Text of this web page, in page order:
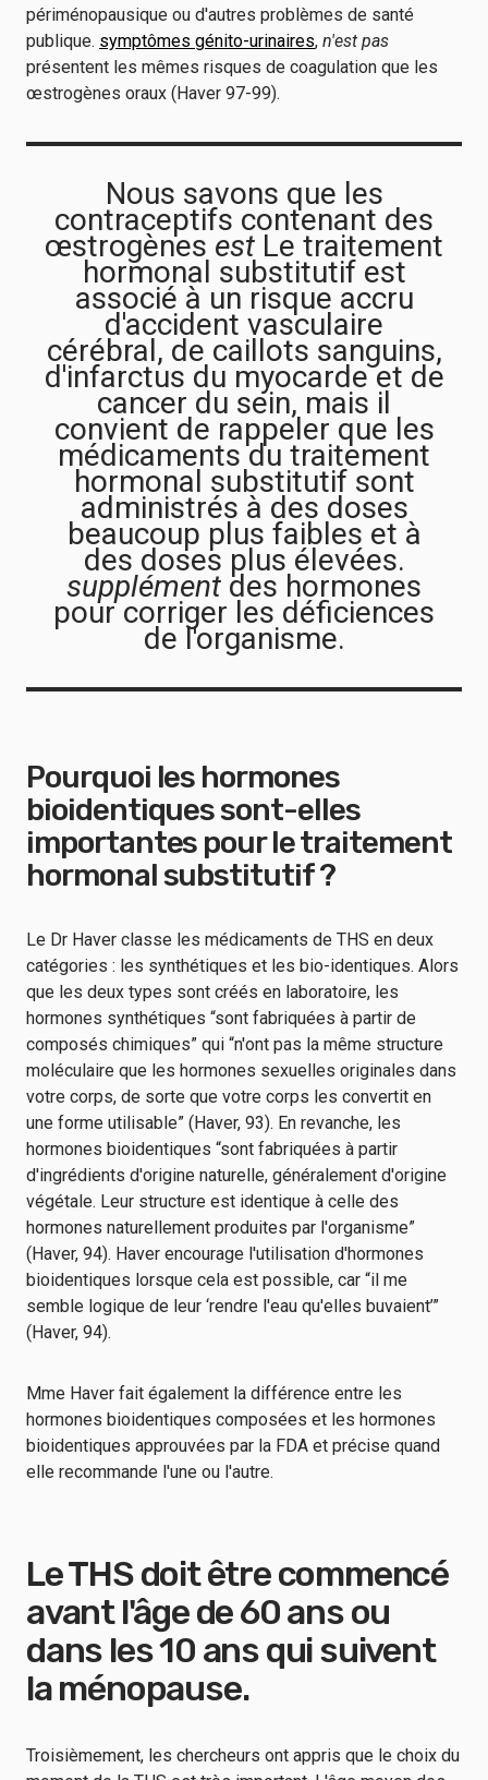
périménopausique ou d'autres problèmes de santé
publique. symptômes génito-urinaires, n'est pas
présentent les mêmes risques de coagulation que les
œstrogènes oraux (Haver 97-99).
Nous savons que les
contraceptifs contenant des
œstrogènes est Le traitement
hormonal substitutif est
associé à un risque accru
d'accident vasculaire
cérébral, de caillots sanguins,
d'infarctus du myocarde et de
cancer du sein, mais il
convient de rappeler que les
médicaments du traitement
hormonal substitutif sont
administrés à des doses
beaucoup plus faibles et à
des doses plus élevées.
supplément des hormones
pour corriger les déficiences
de l'organisme.
Pourquoi les hormones
bioidentiques sont-elles
importantes pour le traitement
hormonal substitutif ?
Le Dr Haver classe les médicaments de THS en deux
catégories : les synthétiques et les bio-identiques. Alors
que les deux types sont créés en laboratoire, les
hormones synthétiques “sont fabriquées à partir de
composés chimiques” qui “n'ont pas la même structure
moléculaire que les hormones sexuelles originales dans
votre corps, de sorte que votre corps les convertit en
une forme utilisable” (Haver, 93). En revanche, les
hormones bioidentiques “sont fabriquées à partir
d'ingrédients d'origine naturelle, généralement d'origine
végétale. Leur structure est identique à celle des
hormones naturellement produites par l'organisme”
(Haver, 94). Haver encourage l'utilisation d'hormones
bioidentiques lorsque cela est possible, car “il me
semble logique de leur ‘rendre l'eau qu'elles buvaient’”
(Haver, 94).
Mme Haver fait également la différence entre les
hormones bioidentiques composées et les hormones
bioidentiques approuvées par la FDA et précise quand
elle recommande l'une ou l'autre.
Le THS doit être commencé
avant l'âge de 60 ans ou
dans les 10 ans qui suivent
la ménopause.
Troisièmement, les chercheurs ont appris que le choix du